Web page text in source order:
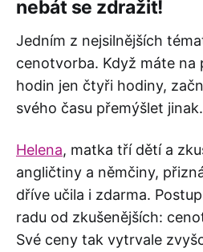
nebát se zdražit!
Jedním z nejsilnějších
cenotvorba. Když máte
hodin jen čtyři hodiny,
svého času přemýšlet jinak.
Helena, matka tří dětí a
angličtiny a němčiny,
dříve učila i zdarma.
radu od zkušenějších:
Své ceny tak vytrvale